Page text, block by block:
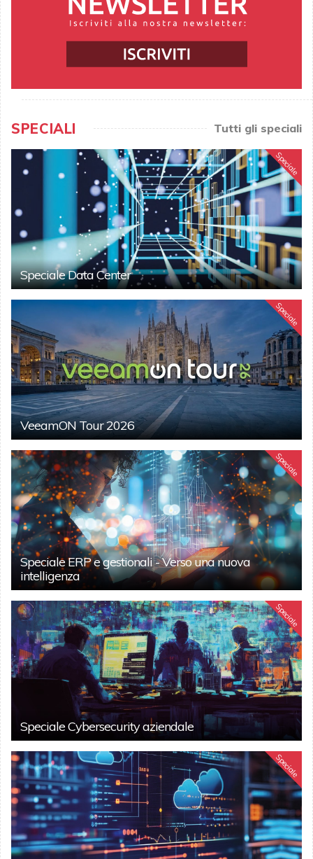
SPECIALI Tutti gli speciali
Speciale
Speciale Data Center
Speciale
VeeamON Tour 2026
Speciale
Speciale ERP e gestionali - Verso una nuova
intelligenza
Speciale
Speciale Cybersecurity aziendale
Speciale